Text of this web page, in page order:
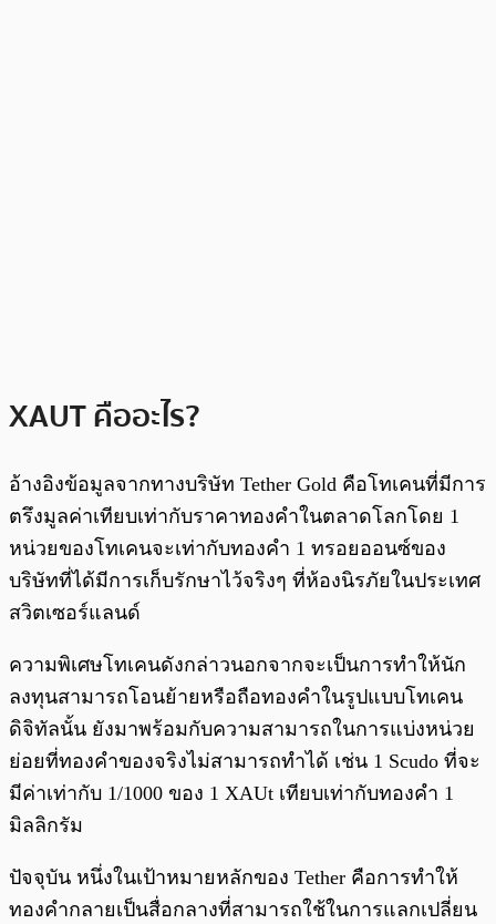
XAUT คืออะไร?
อ้างอิงข้อมูลจากทางบริษัท Tether Gold คือโทเคนที่มีการ
ตรึงมูลค่าเทียบเท่ากับราคาทองคำในตลาดโลกโดย 1
หน่วยของโทเคนจะเท่ากับทองคำ 1 ทรอยออนซ์ของ
บริษัทที่ได้มีการเก็บรักษาไว้จริงๆ ที่ห้องนิรภัยในประเทศ
สวิตเซอร์แลนด์
ความพิเศษโทเคนดังกล่าวนอกจากจะเป็นการทำให้นัก
ลงทุนสามารถโอนย้ายหรือถือทองคำในรูปแบบโทเคน
ดิจิทัลนั้น ยังมาพร้อมกับความสามารถในการแบ่งหน่วย
ย่อยที่ทองคำของจริงไม่สามารถทำได้ เช่น 1 Scudo ที่จะ
มีค่าเท่ากับ 1/1000 ของ 1 XAUt เทียบเท่ากับทองคำ 1
มิลลิกรัม
ปัจจุบัน หนึ่งในเป้าหมายหลักของ Tether คือการทำให้
ทองคำกลายเป็นสื่อกลางที่สามารถใช้ในการแลกเปลี่ยน